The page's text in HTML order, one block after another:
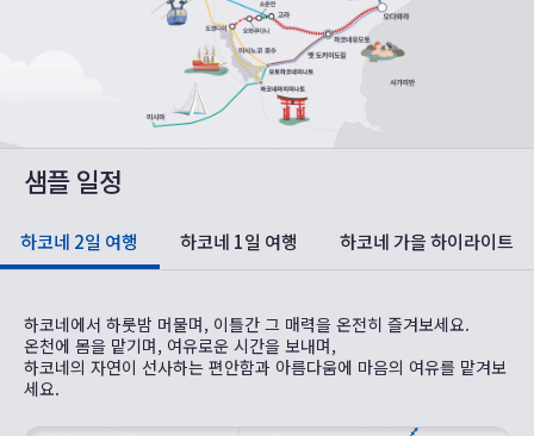
샘플 일정
하코네 2일 여행 하코네 1일 여행 하코네 가을 하이라이트
하코네에서 하룻밤 머물며, 이틀간 그 매력을 온전히 즐겨보세요.
온천에 몸을 맡기며, 여유로운 시간을 보내며,
하코네의 자연이 선사하는 편안함과 아름다움에 마음의 여유를 맡겨보
세요.